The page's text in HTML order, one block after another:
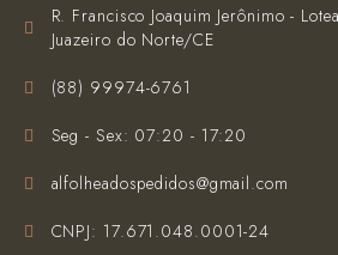
R. Francisco Joaquim Jerônimo -
Juazeiro do Norte/CE
(‪88) 99974-6761‬
Seg - Sex: 07:20 - 17:20
alfolheadospedidos@gmail.com
CNPJ: 17.671.048.0001-24